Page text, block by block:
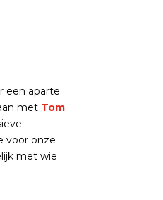
een aparte
met Tom
voor onze
met wie